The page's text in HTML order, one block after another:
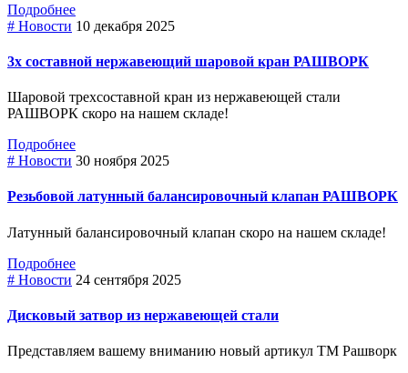
Подробнее
# Новости 10 декабря 2025
3х составной нержавеющий шаровой кран РАШВОРК
Шаровой трехсоставной кран из нержавеющей стали
РАШВОРК скоро на нашем складе!
Подробнее
# Новости 30 ноября 2025
Резьбовой латунный балансировочный клапан РАШВОРК
Латунный балансировочный клапан скоро на нашем складе!
Подробнее
# Новости 24 сентября 2025
Дисковый затвор из нержавеющей стали
Представляем вашему вниманию новый артикул ТМ Рашворк